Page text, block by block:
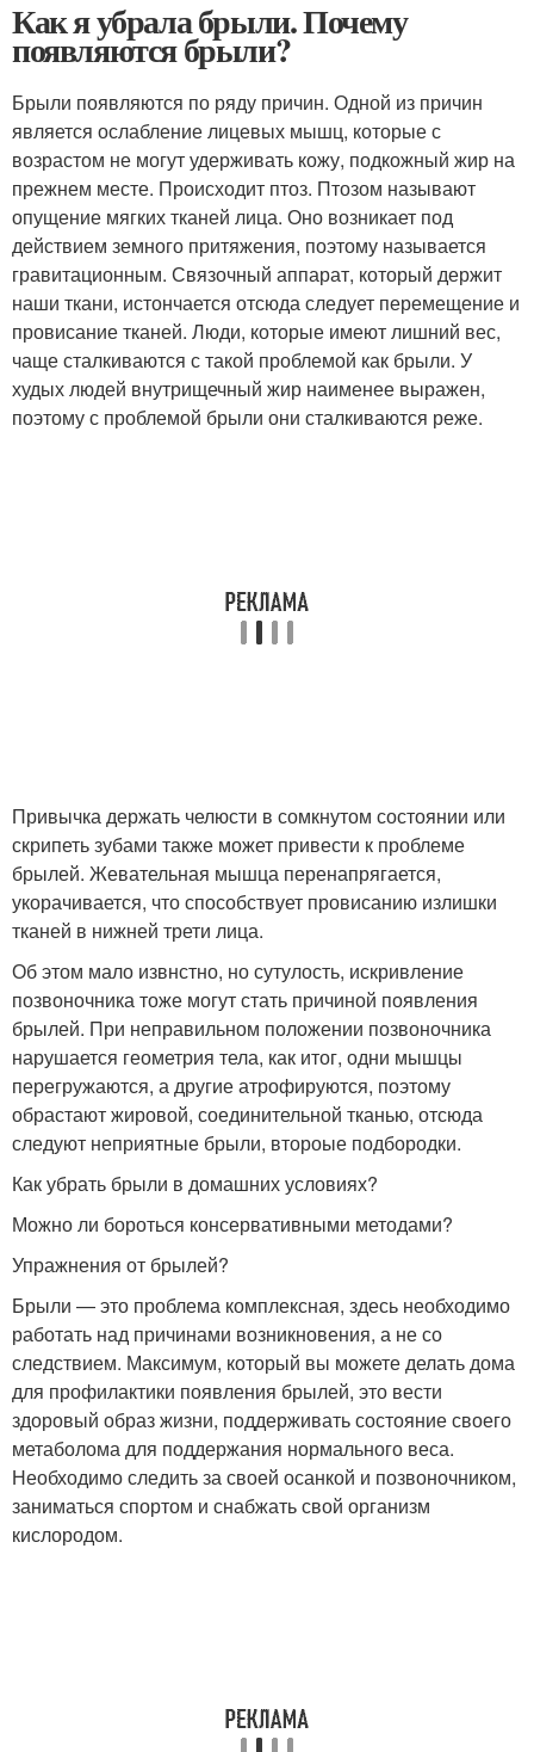
Как я убрала брыли. Почему
появляются брыли?
Брыли появляются по ряду причин. Одной из причин
является ослабление лицевых мышц, которые с
возрастом не могут удерживать кожу, подкожный жир на
прежнем месте. Происходит птоз. Птозом называют
опущение мягких тканей лица. Оно возникает под
действием земного притяжения, поэтому называется
гравитационным. Связочный аппарат, который держит
наши ткани, истончается отсюда следует перемещение и
провисание тканей. Люди, которые имеют лишний вес,
чаще сталкиваются с такой проблемой как брыли. У
худых людей внутрищечный жир наименее выражен,
поэтому с проблемой брыли они сталкиваются реже.
Привычка держать челюсти в сомкнутом состоянии или
скрипеть зубами также может привести к проблеме
брылей. Жевательная мышца перенапрягается,
укорачивается, что способствует провисанию излишки
тканей в нижней трети лица.
Об этом мало извнстно, но сутулость, искривление
позвоночника тоже могут стать причиной появления
брылей. При неправильном положении позвоночника
нарушается геометрия тела, как итог, одни мышцы
перегружаются, а другие атрофируются, поэтому
обрастают жировой, соединительной тканью, отсюда
следуют неприятные брыли, второые подбородки.
Как убрать брыли в домашних условиях?
Можно ли бороться консервативными методами?
Упражнения от брылей?
Брыли — это проблема комплексная, здесь необходимо
работать над причинами возникновения, а не со
следствием. Максимум, который вы можете делать дома
для профилактики появления брылей, это вести
здоровый образ жизни, поддерживать состояние своего
метаболома для поддержания нормального веса.
Необходимо следить за своей осанкой и позвоночником,
заниматься спортом и снабжать свой организм
кислородом.